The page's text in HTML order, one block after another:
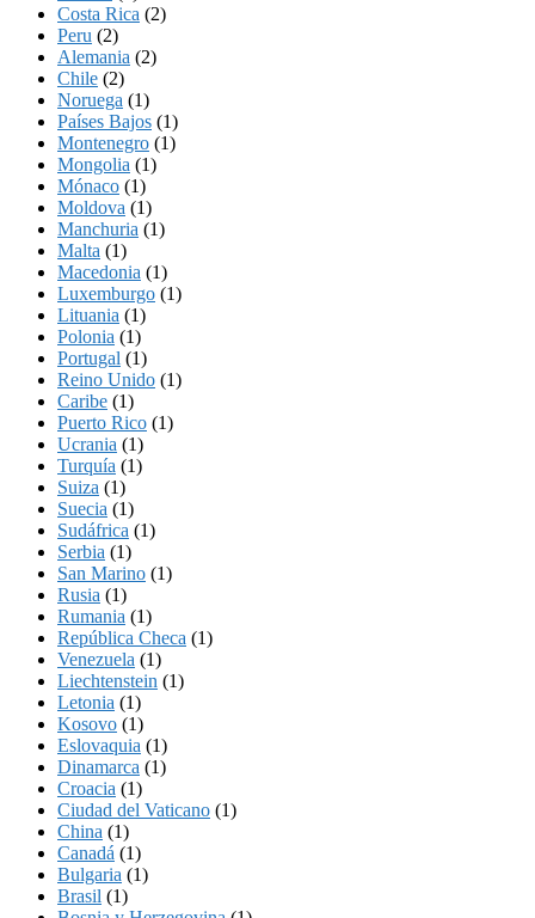
Costa Rica (2)
Peru (2)
Alemania (2)
Chile (2)
Noruega (1)
Países Bajos (1)
Montenegro (1)
Mongolia (1)
Mónaco (1)
Moldova (1)
Manchuria (1)
Malta (1)
Macedonia (1)
Luxemburgo (1)
Lituania (1)
Polonia (1)
Portugal (1)
Reino Unido (1)
Caribe (1)
Puerto Rico (1)
Ucrania (1)
Turquía (1)
Suiza (1)
Suecia (1)
Sudáfrica (1)
Serbia (1)
San Marino (1)
Rusia (1)
Rumania (1)
República Checa (1)
Venezuela (1)
Liechtenstein (1)
Letonia (1)
Kosovo (1)
Eslovaquia (1)
Dinamarca (1)
Croacia (1)
Ciudad del Vaticano (1)
China (1)
Canadá (1)
Bulgaria (1)
Brasil (1)